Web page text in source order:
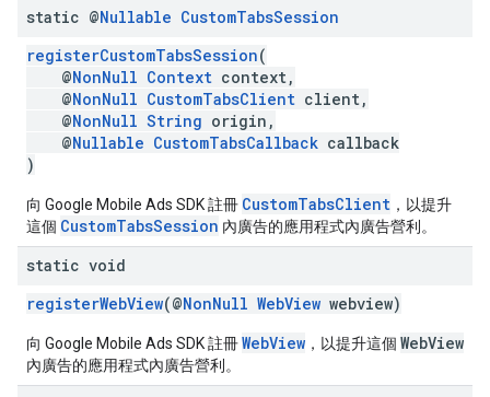
static @Nullable CustomTabsSession
registerCustomTabsSession(
@NonNull Context context,
@NonNull CustomTabsClient client,
@NonNull String origin,
@Nullable CustomTabsCallback callback
)
向 Google Mobile Ads SDK 註冊 CustomTabsClient ，以提升
這個 CustomTabsSession 內廣告的應用程式內廣告營利。
static void
registerWebView(@NonNull WebView webview)
向 Google Mobile Ads SDK 註冊WebView ，以提升這個 WebView
內廣告的應用程式內廣告營利。